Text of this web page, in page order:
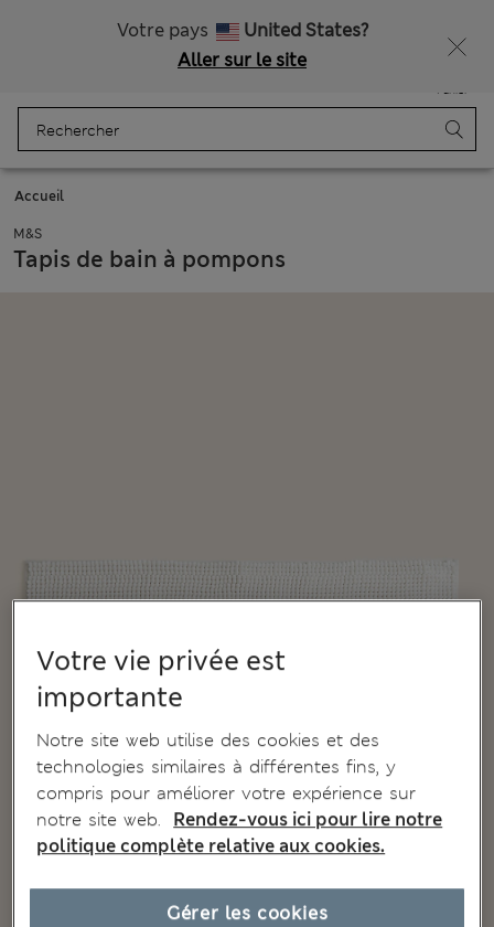
Votre pays
United States?
Aller sur le site
Panier
Accueil
M&S
Tapis de bain à pompons
Votre vie privée est
importante
Notre site web utilise des cookies et des
technologies similaires à différentes fins, y
compris pour améliorer votre expérience sur
notre site web.
Rendez-vous ici pour lire notre
politique complète relative aux cookies.
Gérer les cookies